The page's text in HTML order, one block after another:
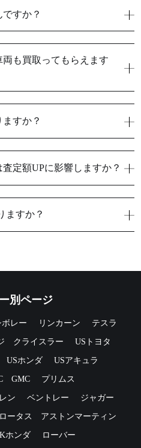
すか？
も買取ってもらえます
すか？
定額UPに影響しますか？
ますか？
別ページ
ボレー リンカーン テスラ
クライスラー USトヨタ
USホンダ USアキュラ
GMC プリムス
ン ベントレー ジャガー
ロータス アストンマーティン
ホンダ ローバー